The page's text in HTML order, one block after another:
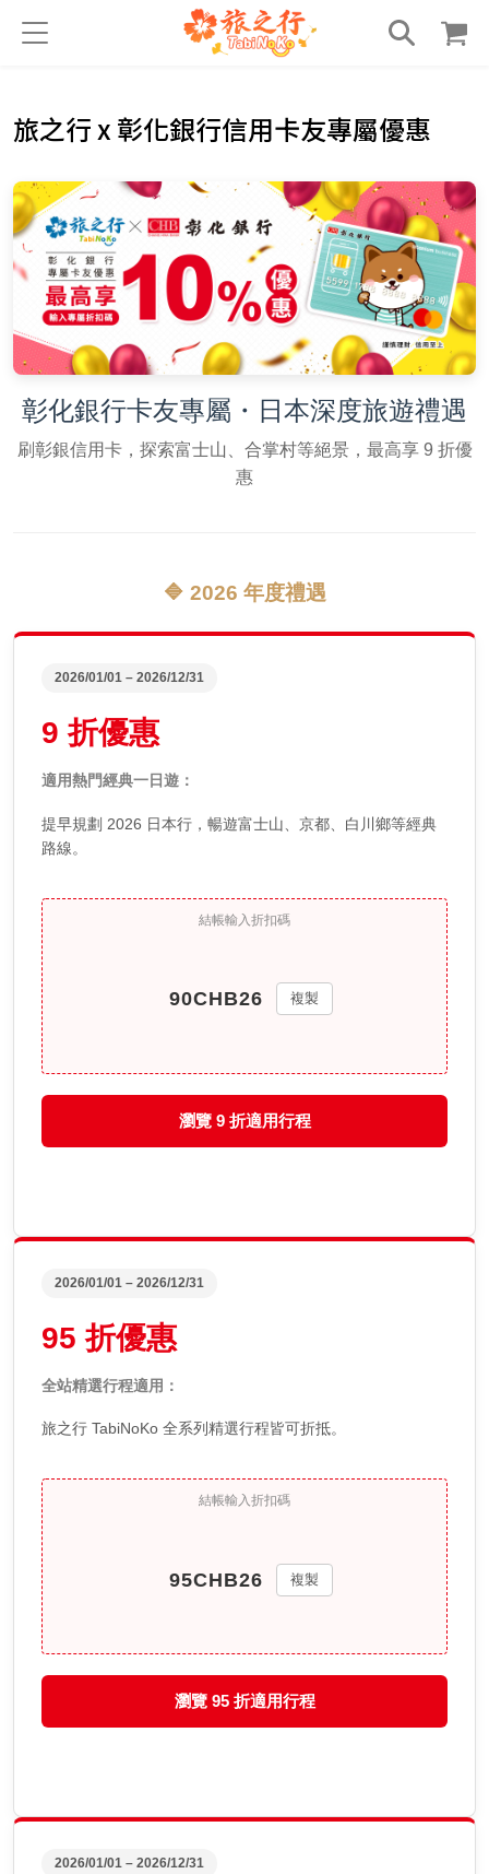
旅之行 x 彰化銀行信用卡友專屬優惠
彰化銀行卡友專屬・日本深度旅遊禮遇
刷彰銀信用卡，探索富士山、合掌村等絕景，最高享 9 折優
惠
🔷 2026 年度禮遇
2026/01/01 – 2026/12/31
9 折優惠
適用熱門經典一日遊：
提早規劃 2026 日本行，暢遊富士山、京都、白川鄉等經典
路線。
結帳輸入折扣碼
複製
瀏覽 9 折適用行程
2026/01/01 – 2026/12/31
95 折優惠
全站精選行程適用：
旅之行 TabiNoKo 全系列精選行程皆可折抵。
結帳輸入折扣碼
複製
瀏覽 95 折適用行程
2026/01/01 – 2026/12/31